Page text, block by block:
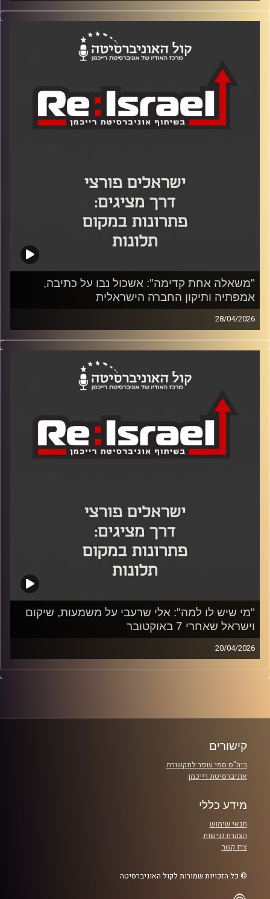
בפרק של פודקאסט Re:Israel, מארח ד"ר יוסי מערבי בשיתוף
הסטודנט אמיר שרים את יסמין לוקץ' יזמית, משקיעה
וממייסדות Icon ו-Code for Israel, לשיחה עמוקה על יזמות
ככלי לתיקון חברתי ולאומי. לוקאץ' מסבירה מדוע היא רואה
בקהילה את ה-Super Power הייחודי של ישראל, ומדגימה
כיצד מודלים של התנדבות טכנולוגית מסייעים לחקלאים
בפריפריה, נלחמים באנטישמיות ברשת ותומכים במשרתי
המילואים דרך יוזמת "תו מילואים". לאורך הפרק היא חולקת
תובנות אישיות על היתרון שבלמידה מכישלונות , החשיבות של
להסתפק בביקורת.
"משאלה אחת קדימה": אשכול נבו על כתיבה,
אמפתיה ותיקון החברה הישראלית
28/04/2026
בפרק של re:Israel מבית אוניברסיטת רייכמן וכלכליסט, ד"ר
יוסי מערבי ורוני גורן משוחחים עם הסופר והיזם החברתי
אשכול נבו על אובדן הדמיון, שחיקת האמפתיה והקיטוב
בחברה הישראלית אחרי 7 באוקטובר. מתוך מפגשים עם
מילואימניקים, פצועים, מפונים ומשפחות שכולות, נבו מציע
תשובה אנושית ופשוטה: כתיבה. על הכוח של סיפור לפתוח את
הלב, על הצורך לדמיין עתיד אחר, ועל הדרך להפוך מחברת, עט
וחדר שקט לכלי של חיבור וריפוי לאומי.
"מי שיש לו למה": אלי שרעבי על משמעות, שיקום
וישראל שאחרי 7 באוקטובר
20/04/2026
בפרק מיוחד של re:Israel מבית אוניברסיטת רייכמן וכלכליסט,
לתקווה.
קרדיט תמונות:
קישורים
ביה"ס סמי עופר לתקשורת
אוניברסיטת רייכמן
מידע כללי
תנאי שימוש
הצהרת נגישות
צרו קשר
© כל הזכויות שמורות לקול האוניברסיטה